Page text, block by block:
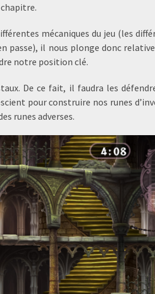
mécaniques du jeu (les
passe), il nous plonge donc
notre position clé.
De ce fait, il faudra les
pour construire nos runes
runes adverses.